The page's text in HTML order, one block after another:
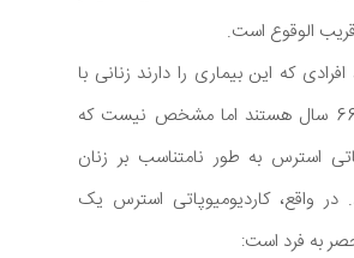
الوقوع است.
درصد افرادی که این بیماری را دارند زنانی با
میانگین سنی 66 سال هستند اما مشخص نیست که
استرس به طور نامتناسب بر زنان
در واقع، کاردیومیوپاتی استرس یک
به فرد است: